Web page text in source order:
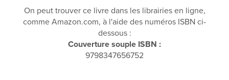
On peut trouver ce livre dans les librairies en ligne,
comme Amazon.com, à l'aide des numéros ISBN ci-
dessous :
Couverture souple ISBN :
9798347656752